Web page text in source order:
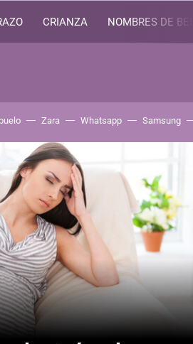
CRIANZA NOMBRES DE
Zara Whatsapp Samsung